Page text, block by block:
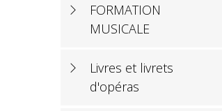
FORMATION
MUSICALE
Livres et livrets
d'opéras